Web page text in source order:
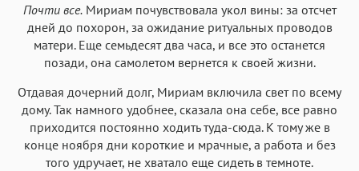
Почти все.Мириам почувствовала укол вины: за отсчет
дней до похорон, за ожидание ритуальных проводов
матери. Еще семьдесят два часа, и все это останется
позади, она самолетом вернется к своей жизни.
Отдавая дочерний долг, Мириам включила свет по всему
дому. Так намного удобнее, сказала она себе, все равно
приходится постоянно ходить туда-сюда. К тому же в
конце ноября дни короткие и мрачные, а работа и без
того удручает, не хватало еще сидеть в темноте.